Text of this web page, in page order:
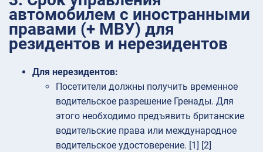
автомобилем с иностранными
правами (+ МВУ) для
резидентов и нерезидентов
Для нерезидентов:
Посетители должны получить временное
водительское разрешение Гренады. Для
этого необходимо предъявить британские
водительские права или международное
водительское удостоверение. [1] [2]